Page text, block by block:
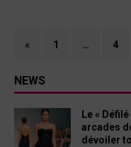
« 1 … 4
NEWS
Le «
arcades
dévoiler